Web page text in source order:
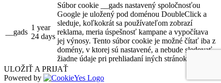
__gads
1 year
24 days
Súbor cookie __gads nastavený spoločnosťou
Google je uložený pod doménou DoubleClick a
sleduje, koľkokrát sa používateľom zobrazí
reklama, meria úspešnosť kampane a vypočítava
jej výnosy. Tento súbor cookie je možné čítať iba z
domény, v ktorej sú nastavené, a nebude sledovať
žiadne údaje pri prehliadaní iných stránok.
ULOŽIŤ A PRIJAŤ
Powered by